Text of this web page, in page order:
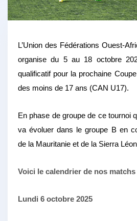
L’Union des Fédérations Ouest-
organise du 5 au 18 octobre
qualificatif pour la prochaine
des moins de 17 ans (CAN U17).
En phase de groupe de ce tournoi
va évoluer dans le groupe B en
de la Mauritanie et de la Sierra
Voici le calendrier de nos matchs
Lundi 6 octobre 2025